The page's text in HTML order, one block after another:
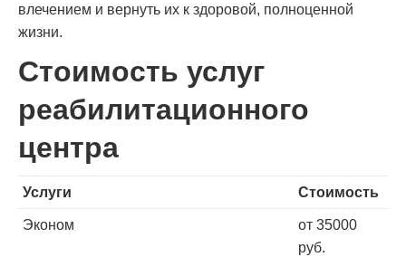
влечением и вернуть их к здоровой, полноценной
жизни.
Стоимость услуг
реабилитационного
центра
Услуги Стоимость
Эконом
от 35000
руб.